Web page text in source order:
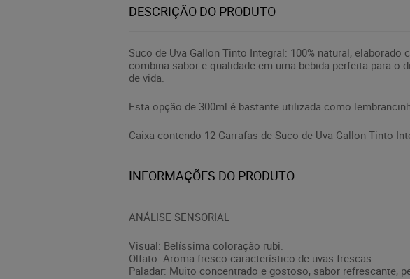
DESCRIÇÃO DO PRODUTO
Suco de Uva Gallon Tinto Integral: 100% natural,
combina sabor e qualidade em uma bebida perfeita para o
de vida.
Esta opção de 300ml é bastante utilizada como
Caixa contendo 12 Garrafas de Suco de Uva Gallon Tinto
INFORMAÇÕES DO PRODUTO
ANÁLISE SENSORIAL
Visual: Belíssima coloração rubi.
Olfato: Aroma fresco característico de uvas frescas.
Paladar: Muito concentrado e gostoso, sabor refrescante,